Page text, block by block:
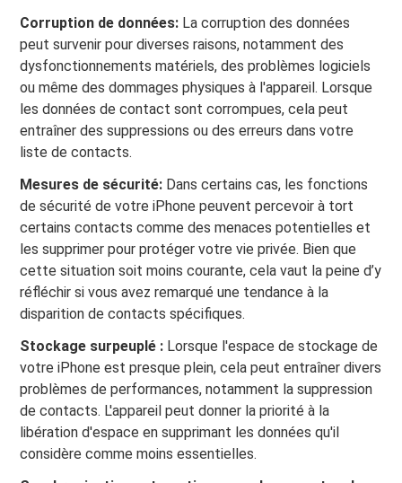
Corruption de données: La corruption des données
peut survenir pour diverses raisons, notamment des
dysfonctionnements matériels, des problèmes logiciels
ou même des dommages physiques à l'appareil. Lorsque
les données de contact sont corrompues, cela peut
entraîner des suppressions ou des erreurs dans votre
liste de contacts.
Mesures de sécurité: Dans certains cas, les fonctions
de sécurité de votre iPhone peuvent percevoir à tort
certains contacts comme des menaces potentielles et
les supprimer pour protéger votre vie privée. Bien que
cette situation soit moins courante, cela vaut la peine d’y
réfléchir si vous avez remarqué une tendance à la
disparition de contacts spécifiques.
Stockage surpeuplé : Lorsque l'espace de stockage de
votre iPhone est presque plein, cela peut entraîner divers
problèmes de performances, notamment la suppression
de contacts. L'appareil peut donner la priorité à la
libération d'espace en supprimant les données qu'il
considère comme moins essentielles.